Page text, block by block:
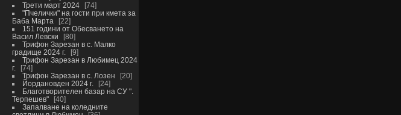
Трети март 2024
74
"Пчелички" на гости при кмета за
Баба Марта
22
151 години от Обесването на
Васил Левски
80
Трифон Зарезан в с. Малко
градище 2024 г.
9
Трифон Зарезан в Любимец 2024
г.
74
Трифон Зарезан в с. Лозен
20
Йордановден 2024 г.
24
Благотворителен базар на СУ ".
Терпешев"
40
Запалване на коледните